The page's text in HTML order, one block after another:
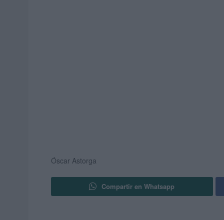
Óscar Astorga
Compartir en Whatsapp